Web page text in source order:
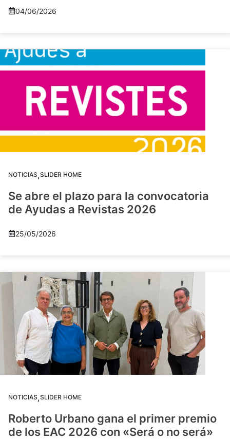
04/06/2026
NOTICIAS,SLIDER HOME
Se abre el plazo para la convocatoria
de Ayudas a Revistas 2026
25/05/2026
NOTICIAS,SLIDER HOME
Roberto Urbano gana el primer premio
de los EAC 2026 con «Será o no será»